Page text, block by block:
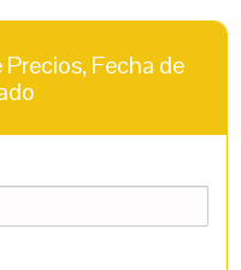
Fecha de